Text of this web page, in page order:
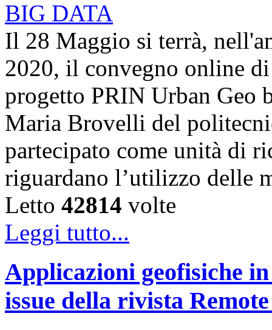
Il 28 Maggio si terrà,
2020, il convegno online
progetto PRIN Urban Geo
Maria Brovelli del
partecipato come unità di
riguardano l’utilizzo delle
Letto 42814 volte
Leggi tutto...
Applicazioni geofisiche
issue della rivista